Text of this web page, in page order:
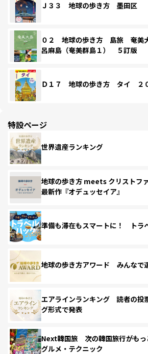
Ｊ３３ 地球の歩き方 墨田区
０２ 地球の歩き方 島旅 奄
呂麻島（奄美群島１） ５訂版
Ｄ１７ 地球の歩き方 タイ ２
特設ページ
世界遺産ランキング
地球の歩き方 meets クリストフ
最新作『オデュッセイア』
準備も滞在もスマートに！ トラ
地球の歩き方アワード みんなで
エアラインランキング 読者の投
グ形式で発表
Next韓国旅 次の韓国旅行がもっ
グルメ・テクニック